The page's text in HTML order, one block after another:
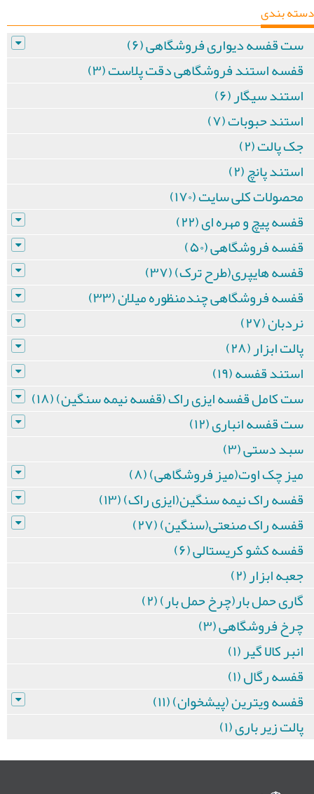
دسته بندی
ست قفسه دیواری فروشگاهی (۶)
قفسه استند فروشگاهی دقت پلاست (۳)
استند سیگار (۶)
استند حبوبات (۷)
جک پالت (۲)
استند پانچ (۲)
محصولات کلی سایت (۱۷۰)
قفسه پیچ و مهره ای (۲۲)
قفسه فروشگاهی (۵۰)
قفسه هایپری(طرح ترک) (۳۷)
قفسه فروشگاهی چندمنظوره میلان (۳۳)
نردبان (۲۷)
پالت ابزار (۲۸)
استند قفسه (۱۹)
ست کامل قفسه ایزی راک (قفسه نیمه سنگین) (۱۸)
ست قفسه انباری (۱۲)
سبد دستی (۳)
میز چک اوت(میز فروشگاهی) (۸)
قفسه راک نیمه سنگین(ایزی راک) (۱۳)
قفسه راک صنعتی(سنگین) (۲۷)
قفسه کشو کریستالی (۶)
جعبه ابزار (۲)
گاری حمل بار(چرخ حمل بار) (۲)
چرخ فروشگاهی (۳)
انبر کالا گیر (۱)
قفسه رگال (۱)
قفسه ویترین (پیشخوان) (۱۱)
پالت زیر باری (۱)